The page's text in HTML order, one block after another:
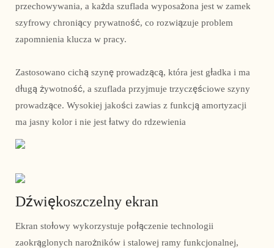
przechowywania, a każda szuflada wyposażona jest w zamek
szyfrowy chroniący prywatność, co rozwiązuje problem
zapomnienia klucza w pracy.
Zastosowano cichą szynę prowadzącą, która jest gładka i ma
długą żywotność, a szuflada przyjmuje trzyczęściowe szyny
prowadzące. Wysokiej jakości zawias z funkcją amortyzacji
ma jasny kolor i nie jest łatwy do rdzewienia
Dźwiękoszczelny ekran
Ekran stołowy wykorzystuje połączenie technologii
zaokrąglonych narożników i stalowej ramy funkcjonalnej,